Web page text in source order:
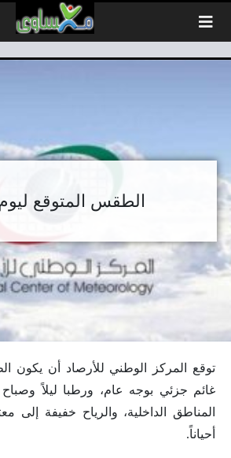
الطقس المتوقع
توقع المركز الوطني للأرصاد أن يكون
غائم جزئي بوجه عام، ورطبا ليلاً وصباح
المناطق الداخلية، والرياح خفيفة إلى
أحياناً.